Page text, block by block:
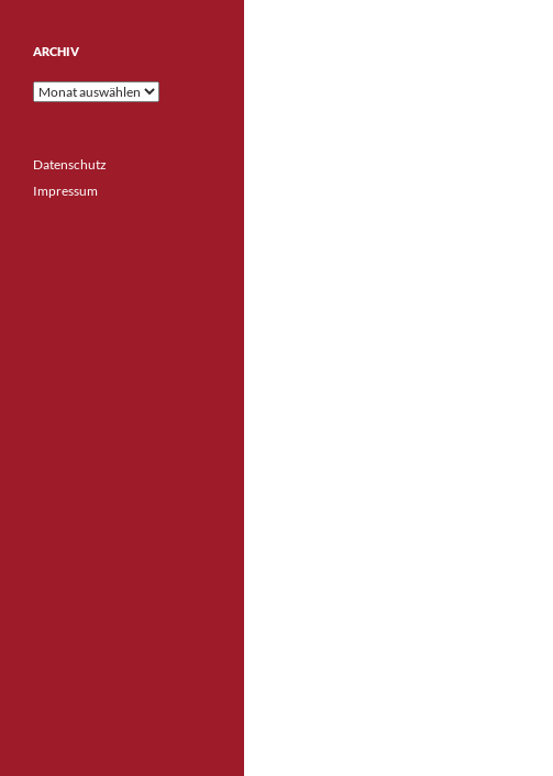
ARCHIV
Archiv
Datenschutz
Impressum